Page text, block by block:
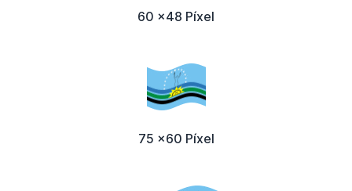
60 x48 Píxel
75 x60 Píxel